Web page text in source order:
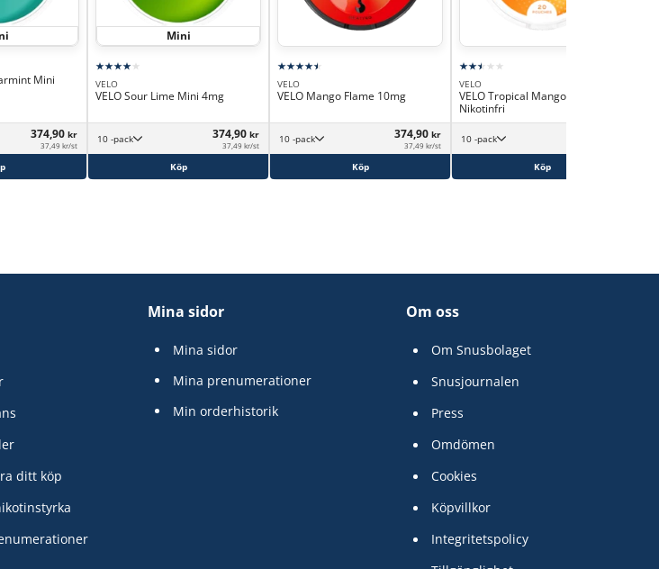
Mini
374,90 kr
37,49 kr/st
Mini
VELO
VELO Sour Lime Mini 4mg
10 -pack 374,90 kr
37,49 kr/st
Köp
VELO
VELO Mango Flame 10mg
10 -pack 374,90 kr
37,49 kr/st
Köp
VELO
VELO Tropical Mango ZERO
Nikotinfri
10 -pack
Köp
ditt köp
Mina sidor
Mina sidor
Mina prenumerationer
Min orderhistorik
Om oss
Om Snusbolaget
Snusjournalen
Press
Omdömen
Cookies
Köpvillkor
Integritetspolicy